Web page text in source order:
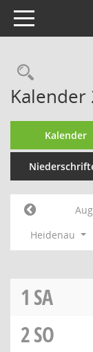
Toggle navigation
Kalender
Kalender
Heidenau
1 SA
2SO